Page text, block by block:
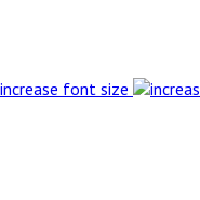
increase font size